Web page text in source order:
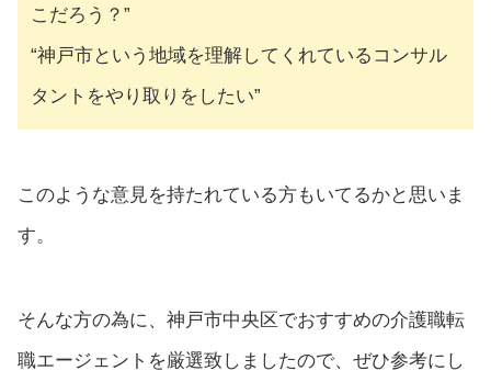
こだろう？”
“神戸市という地域を理解してくれているコンサル
タントをやり取りをしたい”
このような意見を持たれている方もいてるかと思いま
す。
そんな方の為に、神戸市中央区でおすすめの介護職転
職エージェントを厳選致しましたので、ぜひ参考にし